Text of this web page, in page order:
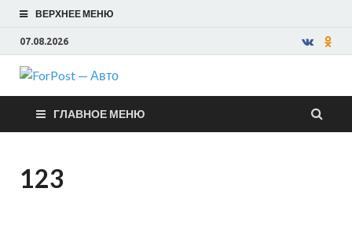
ВЕРХНЕЕ МЕНЮ
07.08.2026
ForPost —
Авто
ГЛАВНОЕ МЕНЮ
123